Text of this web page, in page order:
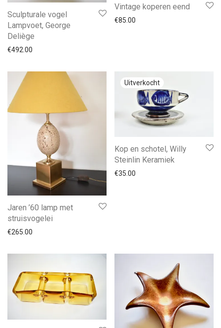
Sculpturale vogel
Lampvoet, George
Deliège
€492.00
Vintage koperen eend
€85.00
Jaren ’60 lamp met
struisvogelei
€265.00
Kop en schotel, Willy
Steinlin Keramiek
€35.00